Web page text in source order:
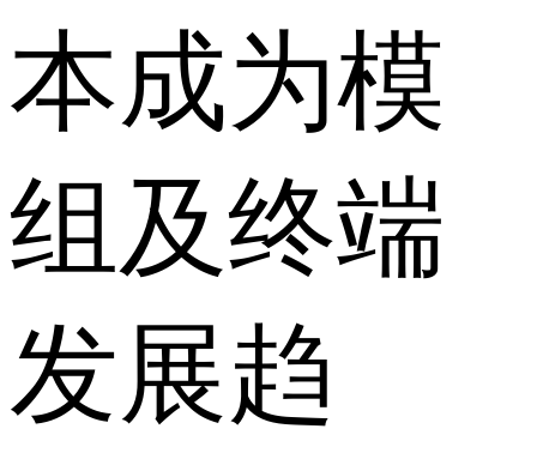
本成为模
组及终端
发展趋